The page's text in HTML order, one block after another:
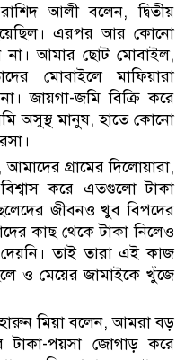
আলী বলেন, দ্বিতীয়
এরপর আর কোনো
না। আমার ছোট মোবাইল,
মোবাইলে মাফিয়ারা
জায়গা-জমি বিক্রি করে
অসুস্থ মানুষ, হাতে কোনো
গ্রামের দিলোয়ারা,
করে এতগুলো টাকা
জীবনও খুব বিপদের
কাছ থেকে টাকা নিলেও
তাই তারা এই কাজ
ও মেয়ের জামাইকে খুঁজে
মিয়া বলেন, আমরা বড়
টাকা-পয়সা জোগাড় করে